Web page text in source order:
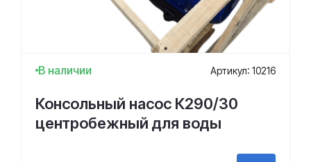
В наличии Артикул: 10216
Консольный насос К290/30
центробежный для воды